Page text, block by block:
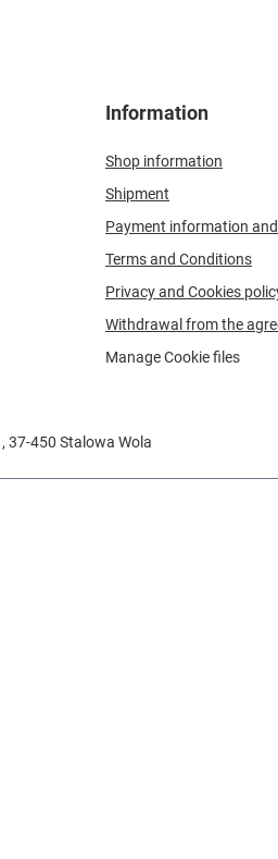
Information
Shop information
Shipment
Payment information
Terms and Conditions
Privacy and Cookies
Withdrawal from the
Manage Cookie files
, 37-450 Stalowa Wola